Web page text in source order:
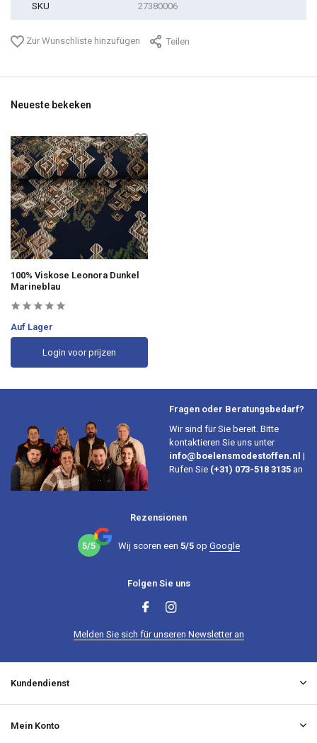
SKU 27380006
Zur Wunschliste hinzufügen Teilen
Neueste bekeken
100% Viskose Leonora Dunkel
Marineblau
Auf Lager
Login voor prijzen
Fragen oder Beratungsbedarf?
Wir sind für Sie bereit. Bitte
kontaktieren Sie uns unter
info@boelensmodestoffen.nl |
Rufen Sie (+31) 073-518 3135 an
Rezensionen
5/5 Wij scoren een 5/5op Google
Folgen Sie uns
Melden Sie sich für unseren Newsletter an
Kundendienst
Mein Konto